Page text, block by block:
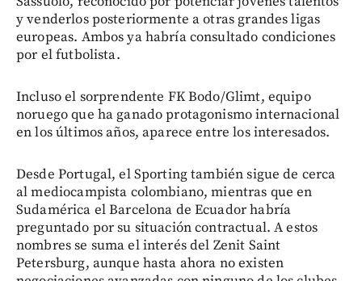
y venderlos posteriormente a otras grandes ligas
europeas. Ambos ya habría consultado condiciones
por el futbolista.
Incluso el sorprendente FK Bodo/Glimt, equipo
noruego que ha ganado protagonismo internacional
en los últimos años, aparece entre los interesados.
Desde Portugal, el Sporting también sigue de cerca
al mediocampista colombiano, mientras que en
Sudamérica el Barcelona de Ecuador habría
preguntado por su situación contractual. A estos
nombres se suma el interés del Zenit Saint
Petersburg, aunque hasta ahora no existen